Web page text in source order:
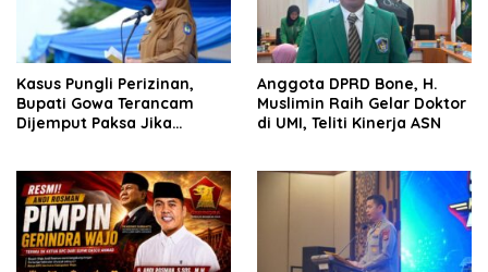
Kasus Pungli Perizinan,
Bupati Gowa Terancam
Dijemput Paksa Jika
Anggota DPRD Bone, H.
Muslimin Raih Gelar Doktor
di UMI, Teliti Kinerja ASN